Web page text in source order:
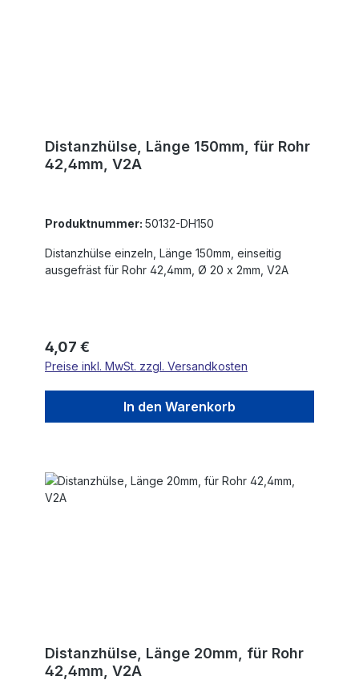
Distanzhülse, Länge 150mm, für Rohr
42,4mm, V2A
Produktnummer: 50132-DH150
Distanzhülse einzeln, Länge 150mm, einseitig
ausgefräst für Rohr 42,4mm, Ø 20 x 2mm, V2A
Regulärer Preis:
4,07 €
Preise inkl. MwSt. zzgl. Versandkosten
In den Warenkorb
Distanzhülse, Länge 20mm, für Rohr
42,4mm, V2A